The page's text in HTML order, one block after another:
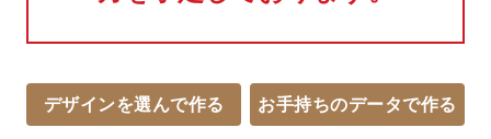
デザインを選んで作る お手持ちのデータで作る